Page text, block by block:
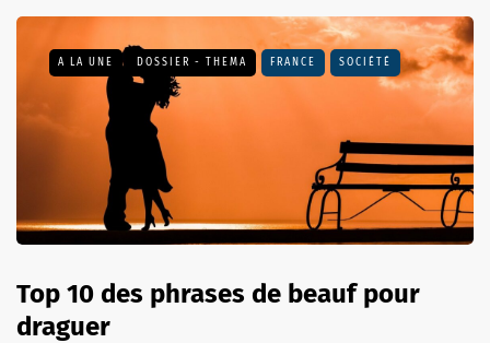
A LA UNE DOSSIER - THEMA FRANCE SOCIÉTÉ
Top 10 des phrases de beauf pour
draguer